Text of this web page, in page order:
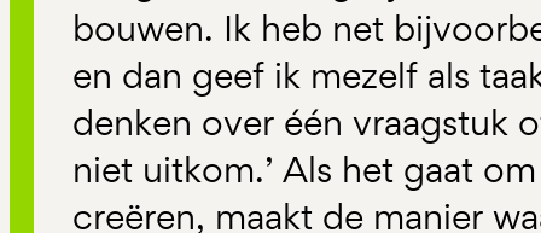
bouwen. Ik heb net
en dan geef ik mezelf als
denken over één vraagstuk
niet uitkom.’ Als het gaat
creëren, maakt de manier